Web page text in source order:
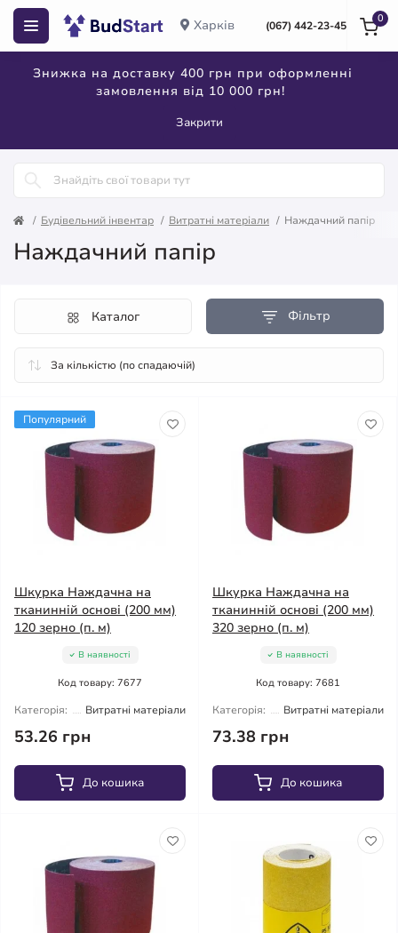
Харків (067) 442-23-45
Знижка на доставку 400 грн при оформленні
замовлення від 10 000 грн!
Закрити
0
Будівельний інвентар Витратні матеріали Наждачний папір
Наждачний папір
Фільтр
Каталог
Популярний
Шкурка Наждачна на
тканинній основі (200 мм)
120 зерно (п. м)
В наявності
Код товару: 7677
Категорія: Витратні матеріали
53.26 грн
До кошика
Шкурка Наждачна на
тканинній основі (200 мм)
320 зерно (п. м)
В наявності
Код товару: 7681
Категорія: Витратні матеріали
73.38 грн
До кошика